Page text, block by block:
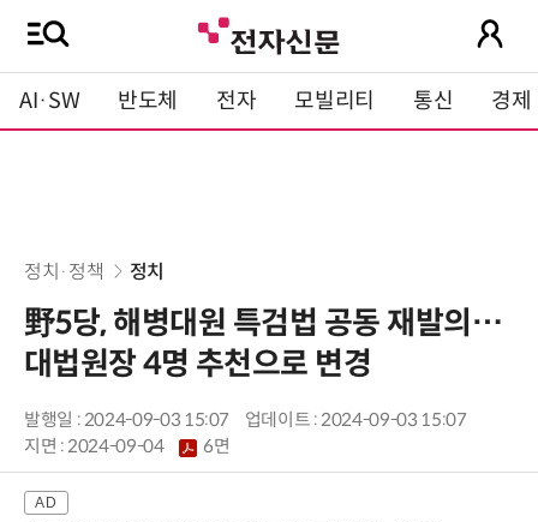
AI·SW 반도체 전자 모빌리티 통신 경제
정치·정책 정치
野5당, 해병대원 특검법 공동 재발의…
대법원장 4명 추천으로 변경
발행일 : 2024-09-03 15:07
업데이트 : 2024-09-03 15:07
지면 :2024-09-04 6면